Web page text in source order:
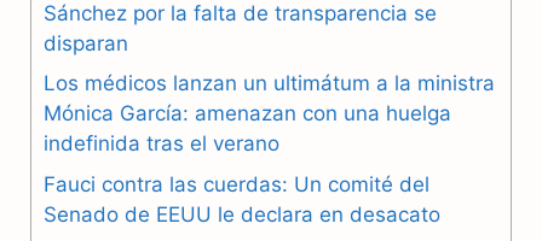
b
o
o
k
r
a
m
A
p
p
Sánchez por la falta de transparencia se
disparan
Los médicos lanzan un ultimátum a la ministra
Mónica García: amenazan con una huelga
indefinida tras el verano
Fauci contra las cuerdas: Un comité del
Senado de EEUU le declara en desacato